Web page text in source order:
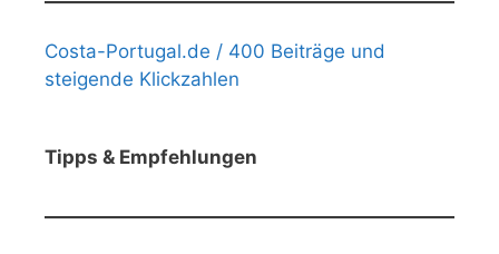
Costa-Portugal.de / 400 Beiträge und
steigende Klickzahlen
Tipps & Empfehlungen